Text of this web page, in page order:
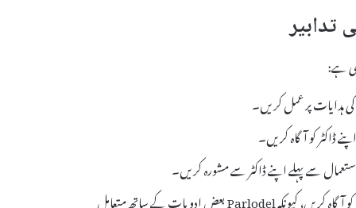
ہدایات پر عمل کریں۔
ڈاکٹر کو آگاہ کریں۔
سے پہلے اپنے ڈاکٹر سے مشورہ کریں۔
کسی بھی دوسری دوائیوں کے استعمال کے بارے میں اپنے ڈاکٹر کو آگاہ کریں، کیونکہ Parlodel بعض ادویات کے ساتھ متعامل